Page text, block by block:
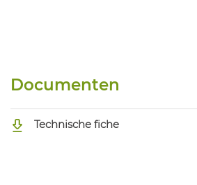
Documenten
Technische fiche